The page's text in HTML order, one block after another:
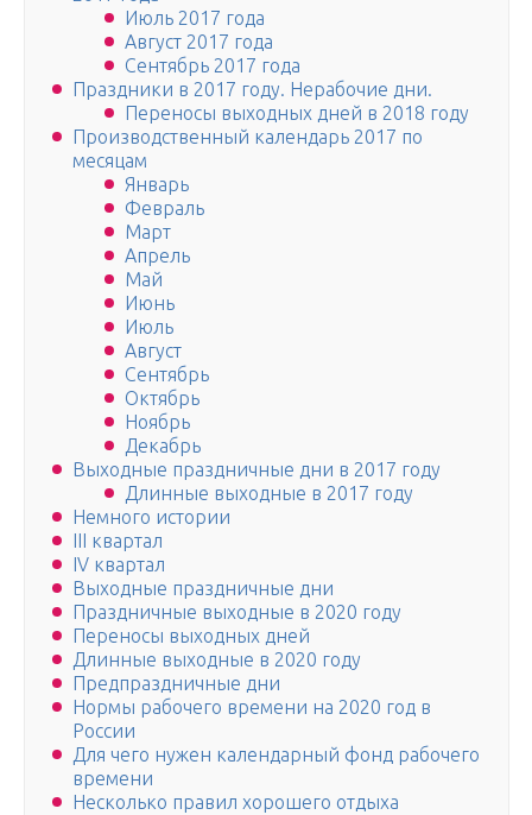
Июль 2017 года
Август 2017 года
Сентябрь 2017 года
Праздники в 2017 году. Нерабочие дни.
Переносы выходных дней в 2018 году
Производственный календарь 2017 по
месяцам
Январь
Февраль
Март
Апрель
Май
Июнь
Июль
Август
Сентябрь
Октябрь
Ноябрь
Декабрь
Выходные праздничные дни в 2017 году
Длинные выходные в 2017 году
Немного истории
III квартал
IV квартал
Выходные праздничные дни
Праздничные выходные в 2020 году
Переносы выходных дней
Длинные выходные в 2020 году
Предпраздничные дни
Нормы рабочего времени на 2020 год в
России
Для чего нужен календарный фонд рабочего
времени
Несколько правил хорошего отдыха